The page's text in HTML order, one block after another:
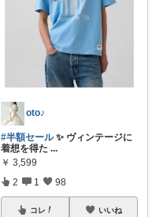
oto♪
#半額セール✨ ヴィンテージに
着想を得た ...
￥ 3,599
2 1 98
コレ いいね